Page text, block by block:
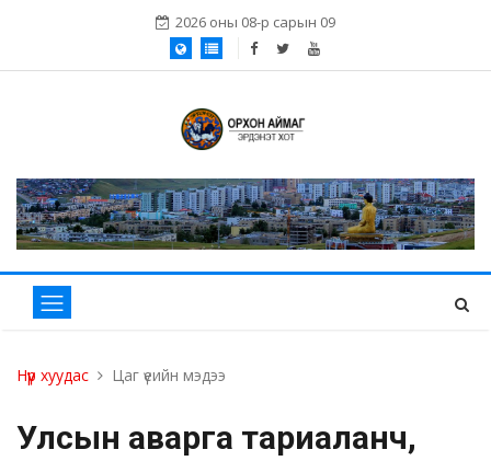
2026 оны 08-р сарын 09
Нүүр хуудас Цаг үеийн мэдээ
Улсын аварга тариаланч,